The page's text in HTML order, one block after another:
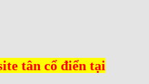
tân cổ điển tại